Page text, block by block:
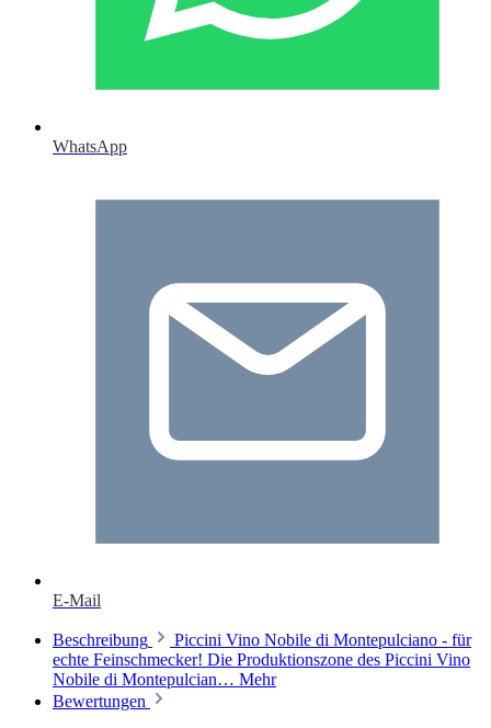
WhatsApp
E-Mail
Beschreibung
Piccini Vino Nobile di Montepulciano - für
echte Feinschmecker! Die Produktionszone des Piccini Vino
Nobile di Montepulcian… Mehr
Bewertungen